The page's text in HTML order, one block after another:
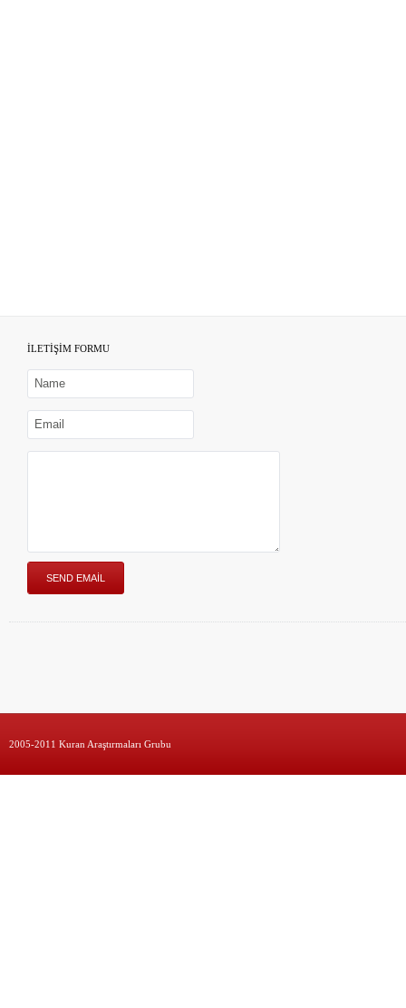
İLETİŞİM FORMU
2005-2011 Kuran Araştırmaları Grubu